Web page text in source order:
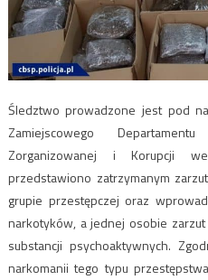
Śledztwo prowadzone jest pod
Zamiejscowego
Zorganizowanej i Korupcji
przedstawiono zatrzymanym
grupie przestępczej oraz
narkotyków, a jednej osobie
substancji psychoaktywnych.
narkomanii tego typu